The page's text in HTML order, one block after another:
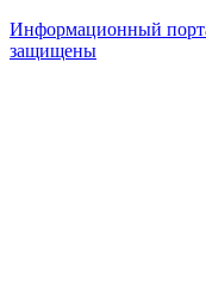
Информационный
защищены